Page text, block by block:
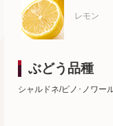
レモン
ぶどう品種
シャルドネ/ピノ･ノワー